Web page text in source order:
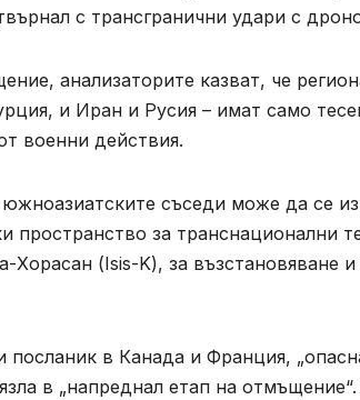
с трансгранични удари с
анализаторите казват, че
и Иран и Русия – имат само
военни действия.
съседи може да се
пространство за транснационални
(Isis-K), за възстановяване
в Канада и Франция,
в „напреднал етап на